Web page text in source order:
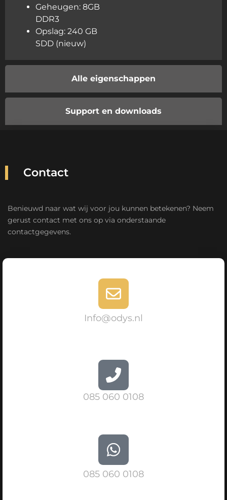
Alle eigenschappen
Support en downloads
Geheugen: 8GB
DDR3
Opslag: 240 GB
SDD (nieuw)
Contact
Benieuwd naar wat wij voor jou kunnen betekenen? Neem
gerust contact met ons op via onderstaande
contactgegevens.
Info@odys.nl
085 060 0108
085 060 0108